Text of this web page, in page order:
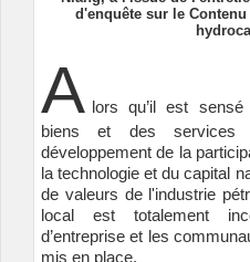
d'enquête sur le
A lors qu’il est sensé
biens et des services
développement de la
la technologie et du capital
de valeurs de l'industrie
local est totalement
d’entreprise et les
mis en place.